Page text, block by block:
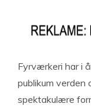
Fyrværkeri har i
publikum verden
spektakulære